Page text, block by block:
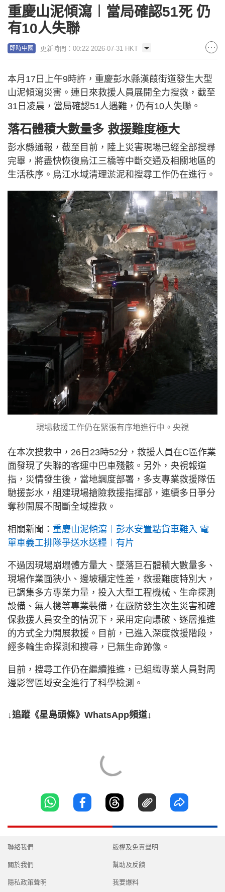
重慶山泥傾瀉︱當局確認51死 仍
有10人失聯
即時中國 更新時間：00:22 2026-07-31 HKT
本月17日上午9時許，重慶彭水縣漢葭街道發生大型
山泥傾瀉災害。連日來救援人員展開全力搜救，截至
31日凌晨，當局確認51人遇難，仍有10人失聯。
落石體積大數量多 救援難度極大
彭水縣通報，截至目前，陸上災害現場已經全部搜尋
完畢，將盡快恢復烏江三橋等中斷交通及相關地區的
生活秩序。烏江水域清理淤泥和搜尋工作仍在進行。
現場救援工作仍在緊張有序地進行中。央視
在本次搜救中，26日23時52分，救援人員在C區作業
面發現了失聯的客運中巴車殘骸。另外，央視報道
指，災情發生後，當地調度部署，多支專業救援隊伍
馳援彭水，組建現場搶險救援指揮部，連續多日爭分
奪秒開展不間斷全域搜救。
相關新聞： 重慶山泥傾瀉︱彭水安置點貨車難入 電
單車義工排隊爭送水送糧︱有片
不過因現場崩塌體方量大、墜落巨石體積大數量多、
現場作業面狹小、邊坡穩定性差，救援難度特別大，
已調集多方專業力量，投入大型工程機械、生命探測
設備、無人機等專業裝備，在嚴防發生次生災害和確
保救援人員安全的情況下，采用定向爆破、逐層推進
的方式全力開展救援。目前，已進入深度救援階段，
經多輪生命探測和搜尋，已無生命跡像。
目前，搜尋工作仍在繼續推進，已組織專業人員對周
邊影響區域安全進行了科學檢測。
↓追蹤《星島頭條》WhatsApp頻道↓
聯絡我們
關於我們
隱私政策聲明
版權及免責聲明
幫助及反饋
我要爆料